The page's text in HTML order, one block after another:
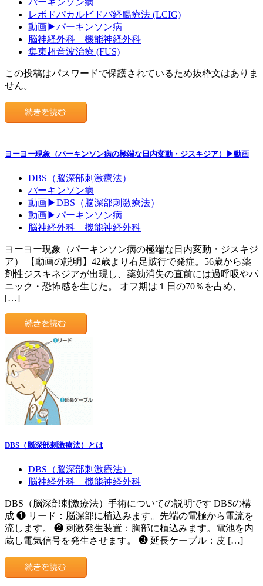
レボドパカルビドパ経腸療法 (LCIG)
動画▶パーキンソン病
脳神経外科 機能神経外科
集束超音波治療 (FUS)
この投稿はパスワードで保護されているため抜粋文はありま
せん。
ヨーヨー現象（パーキンソン病の極端な日内変動・ジスキジア）▶動画
DBS（脳深部刺激療法）
パーキンソン病
動画▶DBS（脳深部刺激療法）
動画▶パーキンソン病
脳神経外科 機能神経外科
ヨーヨー現象（パーキンソン病の極端な日内変動・ジスキジ
ア） 【動画の説明】42歳より右足跛行で発症。56歳から薬
剤性ジスキネジアが出現し、薬効消失の直前には過呼吸やパ
ニック・恐怖感を生じた。 オフ期は１日の70％を占め、
[…]
DBS（脳深部刺激療法）とは
DBS（脳深部刺激療法）
脳神経外科 機能神経外科
DBS（脳深部刺激療法）手術についての説明です DBSの構
成 ❶ リード：脳深部に植込みます。先端の電極から電流を
流します。 ❷ 刺激発生装置：胸部に植込みます。電池を内
蔵し電気信号を発生させます。 ❸ 延長ケーブル：皮 […]